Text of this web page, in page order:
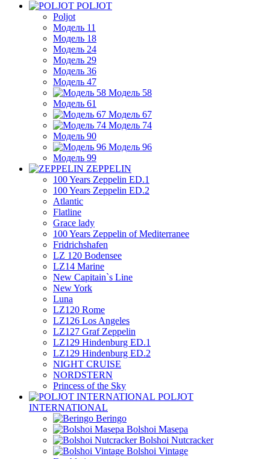
POLJOT
Poljot
Модель 11
Модель 18
Модель 24
Модель 29
Модель 36
Модель 47
Модель 58
Модель 61
Модель 67
Модель 74
Модель 90
Модель 96
Модель 99
ZEPPELIN
100 Years Zeppelin ED.1
100 Years Zeppelin ED.2
Atlantic
Flatline
Grace lady
100 Years Zeppelin of Mediterranee
Fridrichshafen
LZ 120 Bodensee
LZ14 Marine
New Capitain`s Line
New York
Luna
LZ120 Rome
LZ126 Los Angeles
LZ127 Graf Zeppelin
LZ129 Hindenburg ED.1
LZ129 Hindenburg ED.2
NIGHT CRUISE
NORDSTERN
Princess of the Sky
POLJOT
INTERNATIONAL
Beringo
Bolshoi Masepa
Bolshoi Nutcracker
Bolshoi Vintage